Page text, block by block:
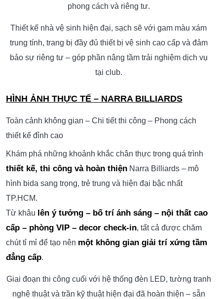
phong cách và riêng tư.
Thiết kế nhà vệ sinh hiện đại, sạch sẽ với gam màu xám
trung tính, trang bị đầy đủ thiết bị vệ sinh cao cấp và đảm
bảo sự riêng tư – góp phần nâng tầm trải nghiệm dịch vụ
tại club.
HÌNH ẢNH THỰC TẾ – NARRA BILLIARDS
Toàn cảnh không gian – Chi tiết thi công – Phong cách
thiết kế đỉnh cao
Khám phá những khoảnh khắc chân thực trong quá trình
thiết kế, thi công và hoàn thiệnNarra Billiards – mô
hình bida sang trọng, trẻ trung và hiện đại bậc nhất
TP.HCM.
Từ khâu lên ý tưởng – bố trí ánh sáng – nội thất cao
cấp – phòng VIP – decor check-in, tất cả được chăm
chút tỉ mỉ để tạo nên một không gian giải trí xứng tầm
đẳng cấp.
Giai đoạn thi công cuối với hệ thống đèn LED, tường tranh
nghệ thuật và trần kỹ thuật hiện đại đã hoàn thiện – sẵn